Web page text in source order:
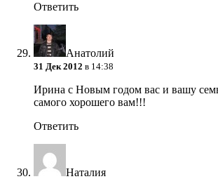
Ответить
Анатолий
31 Дек 2012 в 14:38
Ирина с Новым годом вас и вашу
самого хорошего вам!!!
Ответить
Наталия